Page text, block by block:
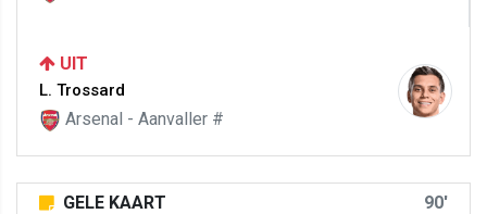
UIT
L. Trossard
Arsenal - Aanvaller #
GELE KAART 90'